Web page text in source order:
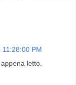
PM
letto.